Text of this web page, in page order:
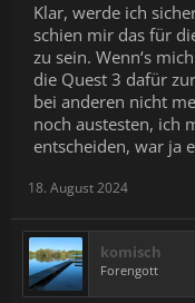
Klar, werde ich
schien mir das für
zu sein. Wenn‘s
die Quest 3 dafür
bei anderen nicht
noch austesten, ich
entscheiden, war ja
18. August 2024
komisch
Forengott